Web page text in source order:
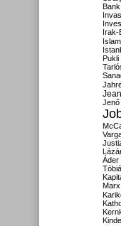
Irak-
Islam
Pukli
Jenő
Áder
Marx